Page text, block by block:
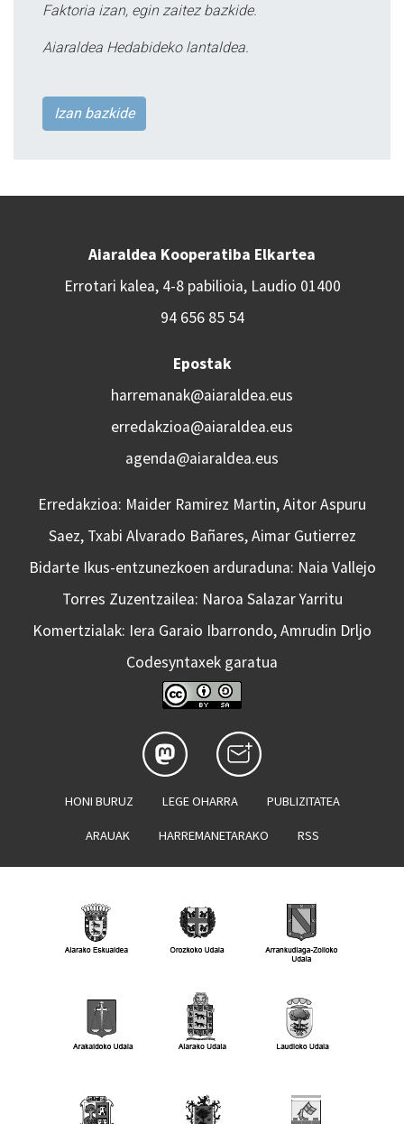
Faktoria izan, egin zaitez bazkide.
Aiaraldea Hedabideko lantaldea.
Izan bazkide
Aiaraldea Kooperatiba Elkartea
Errotari kalea, 4-8 pabilioia, Laudio 01400
94 656 85 54
Epostak
harremanak@aiaraldea.eus
erredakzioa@aiaraldea.eus
agenda@aiaraldea.eus
Erredakzioa: Maider Ramirez Martin, Aitor Aspuru
Saez, Txabi Alvarado Bañares, Aimar Gutierrez
Bidarte Ikus-entzunezkoen arduraduna: Naia Vallejo
Torres Zuzentzailea: Naroa Salazar Yarritu
Komertzialak: Iera Garaio Ibarrondo, Amrudin Drljo
Codesyntaxek garatua
HONI BURUZ LEGE OHARRA PUBLIZITATEA
ARAUAK HARREMANETARAKO RSS